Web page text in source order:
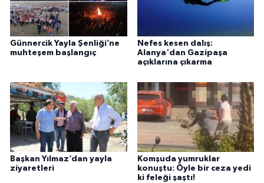
Günnercik Yayla Şenliği’ne
muhteşem başlangıç
Nefes kesen dalış:
Alanya'dan Gazipaşa
açıklarına çıkarma
Başkan Yılmaz’dan yayla
ziyaretleri
Komşuda yumruklar
konuştu: Öyle bir ceza yedi
ki feleği şaştı!